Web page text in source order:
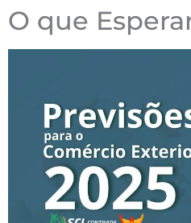
O que